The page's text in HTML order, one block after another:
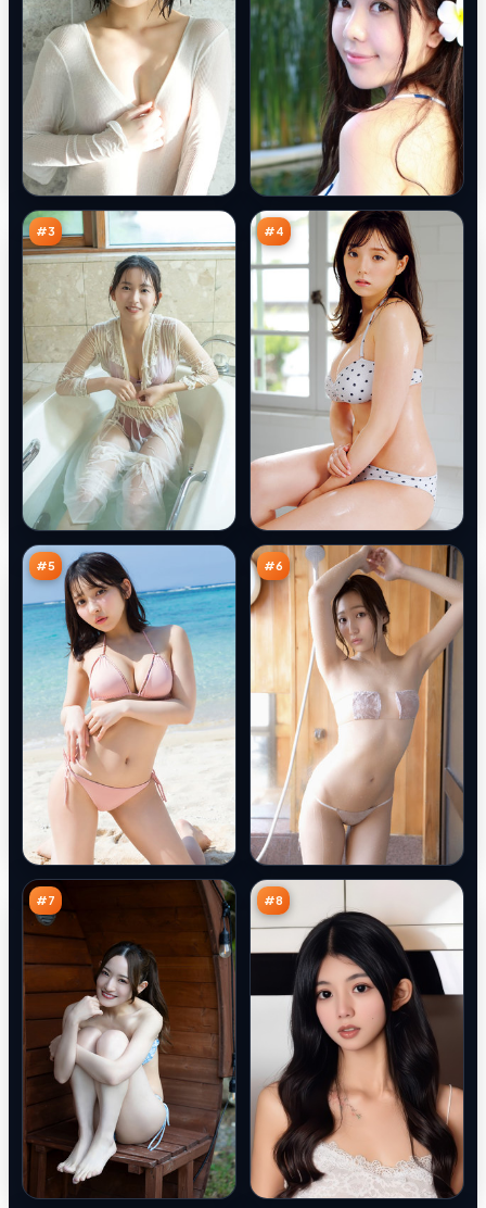
#3
海
特
攻
96
万
#4
暴
雪
引
擎
95
万
#5
迷
城
围
猎
95
万
#6
悬
案
94
万
#7
途
暗
涌万
#8
月
面
孤
岛万
天
界万
动
90
万